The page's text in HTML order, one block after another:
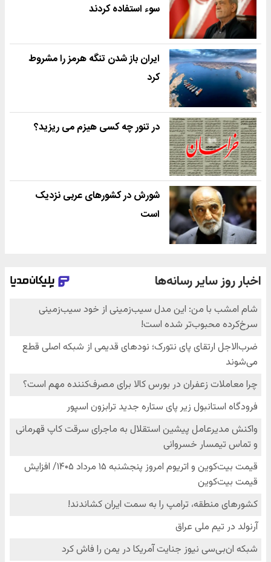
سوء استفاده کردند
ایران باز شدن تنگه هرمز را مشروط
کرد
در تنور چه کسی هیزم می ریزید؟
شورش در کشورهای عربی نزدیک
است